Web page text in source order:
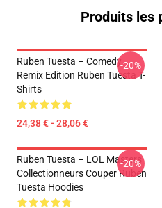
Produits les
Ruben Tuesta – Comedy
Remix Edition Ruben Tuesta T-
Shirts
24,38 € - 28,06 €
-20%
Ruben Tuesta – LOL Masters
Collectionneurs Couper Ruben
Tuesta Hoodies
-20%